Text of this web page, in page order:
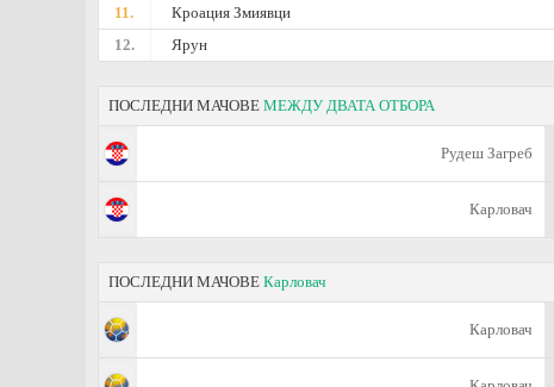
11.
Кроация Змиявци
12.
Ярун
ПОСЛЕДНИ МАЧОВЕ МЕЖДУ ДВАТА ОТБОРА
Рудеш Загреб
Карловач
ПОСЛЕДНИ МАЧОВЕ Карловач
Карловач